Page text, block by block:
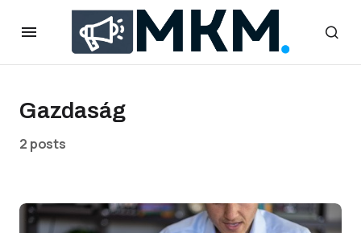
Gazdaság
2 posts